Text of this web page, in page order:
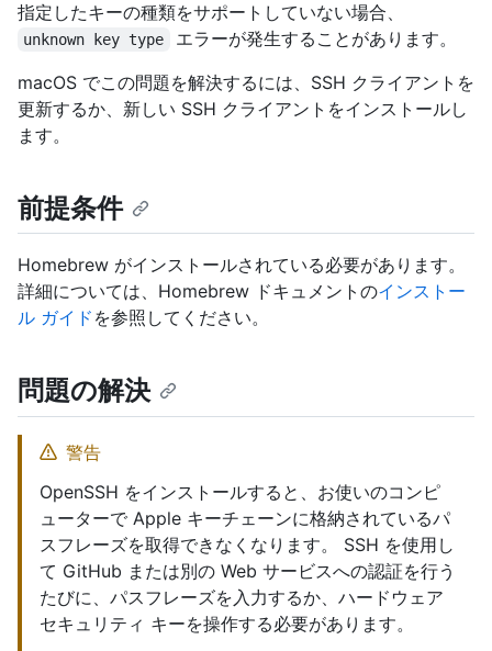
指定したキーの種類をサポートしていない場合、
unknown key type
エラーが発生することがあります。
macOS でこの問題を解決するには、SSH クライアントを
更新するか、新しい SSH クライアントをインストールし
ます。
前提条件
Homebrew がインストールされている必要があります。
詳細については、Homebrew ドキュメントのインストー
ル ガイド を参照してください。
問題の解決
警告
OpenSSH をインストールすると、お使いのコンピ
ューターで Apple キーチェーンに格納されているパ
スフレーズを取得できなくなります。 SSH を使用し
て GitHub または別の Web サービスへの認証を行う
たびに、パスフレーズを入力するか、ハードウェア
セキュリティ キーを操作する必要があります。